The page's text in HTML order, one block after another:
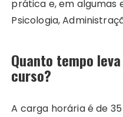
prática e, em algumas
Psicologia,
Quanto tempo
curso?
A carga horária é de